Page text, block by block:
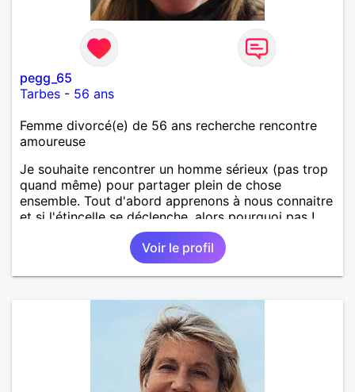
pegg_65
Tarbes - 56 ans
Femme divorcé(e) de 56 ans recherche rencontre
amoureuse
Je souhaite rencontrer un homme sérieux (pas trop
quand même) pour partager plein de chose
ensemble. Tout d'abord apprenons à nous connaitre
et si l'étincelle se déclenche, alors pourquoi pas !
Voir le profil